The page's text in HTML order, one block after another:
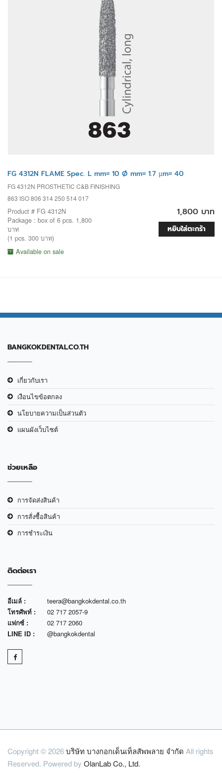
FG 4312N FLAME Spec. L mm= 10 Ø mm= 1.7 µm= 40
FG 4312N PROSTHETIC C&B FINISHING
863 ISO 806 314 250 514 017
Product # FG 4312N
Package : box of 6 pcs. 1,800
บาท
(1 pcs. 300 บาท)
Available on sale
1,800 บาท
หยิบใส่ตะกร้า
BANGKOKDENTAL.CO.TH
เกี่ยวกับเรา
เงือนไขข้อตกลง
นโยบายความเป็นส่วนตัว
แผนผังเว็บไซต์
ช่วยเหลือ
การจัดส่งสินค้า
การสั่งซื้อสินค้า
การชำระเงิน
ติดต่อเรา
อีเมล์ :
teera@bangkokdental.co.th
โทรศัพท์ :
02 717 2057-9
แฟกซ์ :
02 717 2060
LINE ID :
@bangkokdental
Copyright © 2026บริษัท บางกอกเด็นเท็ลสัพพลาย จำกัด All rights
Reserved. Powered by OlanLab Co., Ltd.